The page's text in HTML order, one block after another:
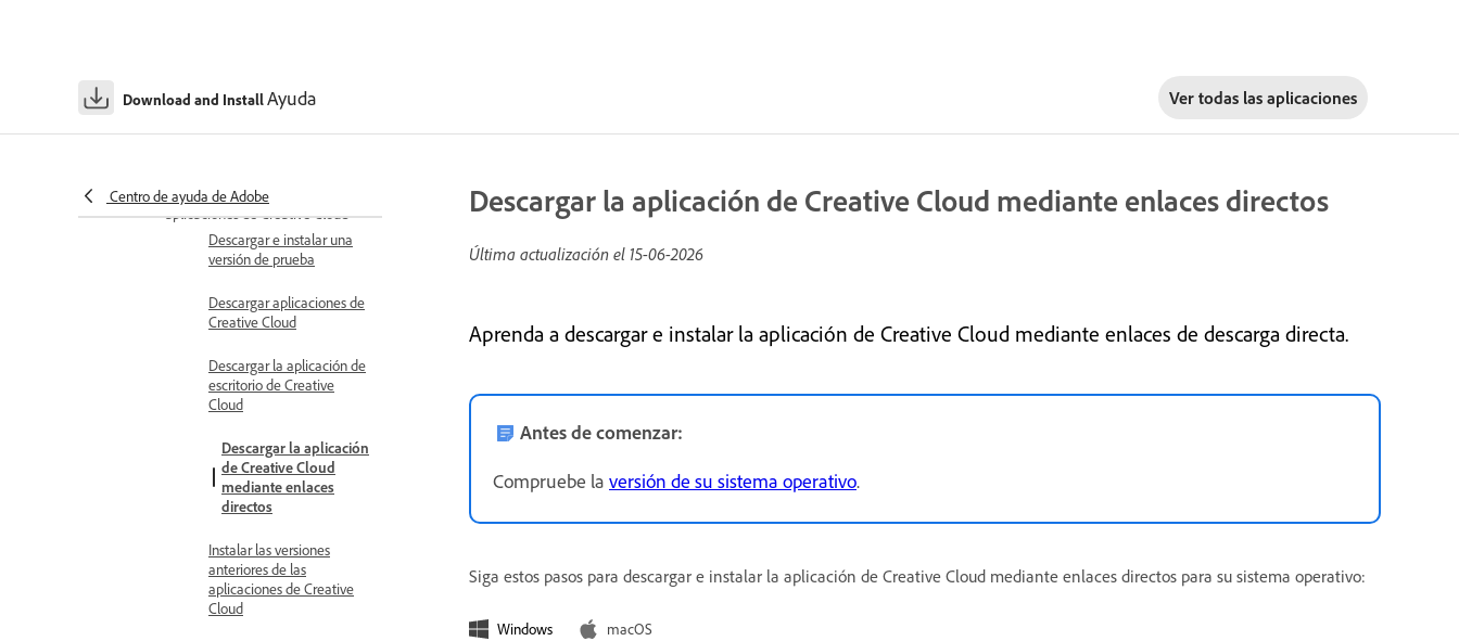
Download and InstallAyuda Ver todas las aplicaciones
Centro de ayuda de Adobe
aplicaciones de Adobe con los PC
Descargar e instalar las
aplicaciones de Creative Cloud
Descargar e instalar una
versión de prueba
Descargar aplicaciones de
Creative Cloud
Descargar la aplicación de
escritorio de Creative
Cloud
Descargar la aplicación
de Creative Cloud
mediante enlaces
directos
Instalar las versiones
anteriores de las
aplicaciones de Creative
Cloud
Descargar la aplicación de Creative Cloud mediante enlaces directos
Última actualización el 15-06-2026
Aprenda a descargar e instalar la aplicación de Creative Cloud mediante enlaces de descarga directa.
Antes de comenzar:
Compruebe la versión de su sistema operativo.
Siga estos pasos para descargar e instalar la aplicación de Creative Cloud mediante enlaces directos para su sistema operativo:
Windows macOS